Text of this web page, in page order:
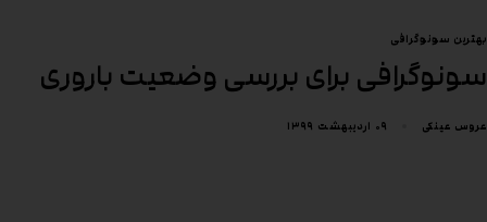
بهترین سونوگرافی
سونوگرافی برای بررسی وضعیت باروری
عروس عینکی ۰۹ اردیبهشت ۱۳۹۹